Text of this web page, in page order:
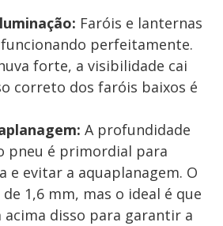
Faróis e lanternas
perfeitamente.
forte, a visibilidade cai
correto dos faróis baixos é
A profundidade
pneu é primordial para
e evitar a aquaplanagem. O
1,6 mm, mas o ideal é que
acima disso para garantir a